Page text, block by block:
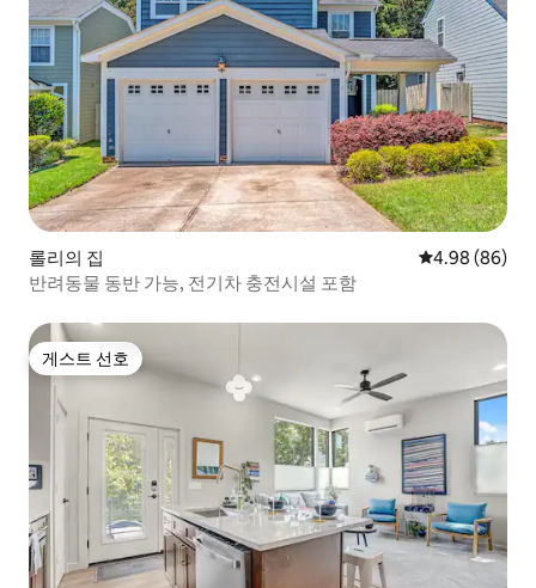
롤리의 집 평점 4.98점(5
4.98 (86)
반려동물 동반 가능, 전기차 충전시설 포함
게스트 선호
게스트 선호